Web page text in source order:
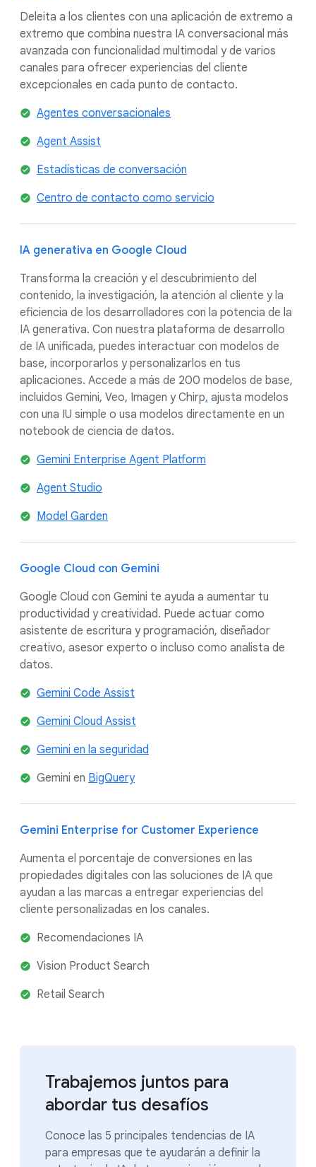
Deleita a los clientes con una aplicación de extremo a
extremo que combina nuestra IA conversacional más
avanzada con funcionalidad multimodal y de varios
canales para ofrecer experiencias del cliente
excepcionales en cada punto de contacto.
Agentes conversacionales
Agent Assist
Estadísticas de conversación
Centro de contacto como servicio
IA generativa en Google Cloud
Transforma la creación y el descubrimiento del
contenido, la investigación, la atención al cliente y la
eficiencia de los desarrolladores con la potencia de la
IA generativa. Con nuestra plataforma de desarrollo
de IA unificada, puedes interactuar con modelos de
base, incorporarlos y personalizarlos en tus
aplicaciones. Accede a más de 200 modelos de base,
incluidos Gemini, Veo, Imagen y Chirp, ajusta modelos
con una IU simple o usa modelos directamente en un
notebook de ciencia de datos.
Gemini Enterprise Agent Platform
Agent Studio
Model Garden
Google Cloud con Gemini
Google Cloud con Gemini te ayuda a aumentar tu
productividad y creatividad. Puede actuar como
asistente de escritura y programación, diseñador
creativo, asesor experto o incluso como analista de
datos.
Gemini Code Assist
Gemini Cloud Assist
Gemini en la seguridad
Gemini en BigQuery
Gemini Enterprise for Customer Experience
Aumenta el porcentaje de conversiones en las
propiedades digitales con las soluciones de IA que
ayudan a las marcas a entregar experiencias del
cliente personalizadas en los canales.
Recomendaciones IA
Vision Product Search
Retail Search
Trabajemos juntos para
abordar tus desafíos
Conoce las 5 principales tendencias de IA
para empresas que te ayudarán a definir la